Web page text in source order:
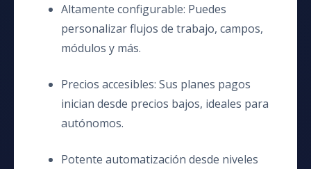
Altamente configurable: Puedes
personalizar flujos de trabajo, campos,
módulos y más.
Precios accesibles: Sus planes pagos
inician desde precios bajos, ideales para
autónomos.
Potente automatización desde niveles